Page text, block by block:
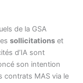
de la GSA
sollicitations et
d’IA sont
son intention
contrats MAS via le